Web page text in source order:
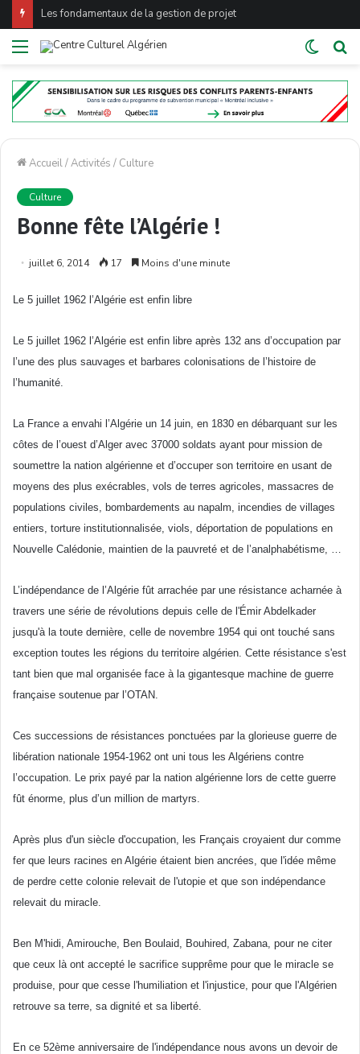
Les fondamentaux de la gestion de projet
Menu
Switch
Accueil/Activités / Culture
Culture
Bonne fête l’Algérie !
juillet 6, 2014 17 Moins d'une minute
Le 5 juillet 1962 l’Algérie est enfin libre
Le 5 juillet 1962 l’Algérie est enfin libre après 132 ans d’occupation par
l’une des plus sauvages et barbares colonisations de l’histoire de
l’humanité
La France a envahi l’Algérie un 14 juin , en 1830 en débarquant sur les
côtes de l’ouest d’Alger avec 37000 soldats ayant pour mission de
soumettre la nation algérienne et d’occuper son territoire en usant de
moyens des plus exécrables vols de terres agricoles , massacres de
populations civiles bombardements au napalm, incendies de villages
entiers , torture institutionnalisée , viols, déportation de populations en
Nouvelle Calédonie maintien de la pauvreté et de l’analphabétisme
L’indépendance de l’Algérie fût arrachée par une résistance acharnée à
travers une série de révolutions depuis celle de l'Émir Abdelkader
jusqu'à la toute dernière celle de novembre 1954 qui ont touché sans
exception toutes les régions du territoire algérien Cette résistance s'est
tant bien que mal organisée face à la gigantesque machine de guerre
française soutenue par l’OTAN
Ces successions de résistances ponctuées par la glorieuse guerre de
libération nationale 1954-1962 ont uni tous les Algériens contre
l’occupation . Le prix payé par la nation algérienne lors de cette guerre
fût énorme , plus d’un million de martyrs.
Après plus d'un siècle d'occupation , les Français croyaient dur comme
fer que leurs racines en Algérie étaient bien ancrées que l'idée même
de perdre cette colonie relevait de l'utopie et que son indépendance
relevait du miracle.
Ben M'hidi, Amirouche, Ben Boulaid, Bouhired, Zabana, pour ne citer
que ceux là ont accepté le sacrifice supprême pour que le miracle se
produise, pour que cesse l'humiliation et l'injustice, pour que l'Algérien
retrouve sa terre, sa dignité et sa liberté.
En ce 52ème anniversaire de l'indépendance nous avons un devoir de